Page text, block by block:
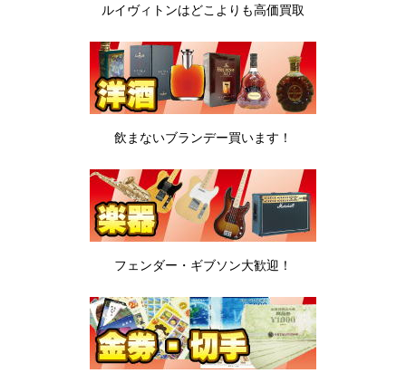
ルイヴィトンはどこよりも高価買取
飲まないブランデー買います！
フェンダー・ギブソン大歓迎！